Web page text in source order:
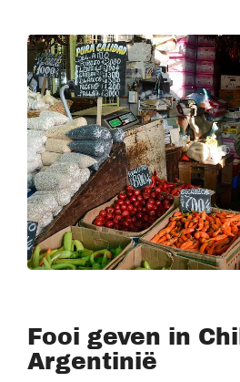
Fooi geven in
Argentinië